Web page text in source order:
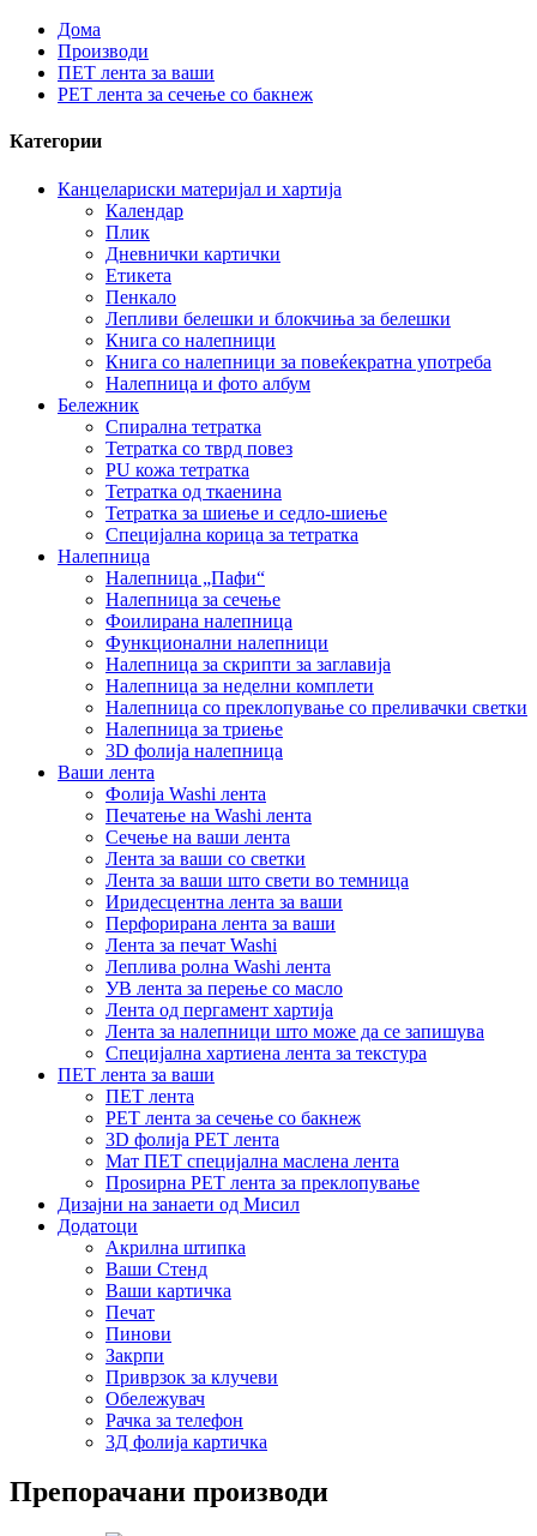
Дома
Производи
ПЕТ лента за ваши
PET лента за сечење со бакнеж
Категории
Канцелариски материјал и хартија
Календар
Плик
Дневнички картички
Етикета
Пенкало
Лепливи белешки и блокчиња за белешки
Книга со налепници
Книга со налепници за повеќекратна употреба
Налепница и фото албум
Бележник
Спирална тетратка
Тетратка со тврд повез
PU кожа тетратка
Тетратка од ткаенина
Тетратка за шиење и седло-шиење
Специјална корица за тетратка
Налепница
Налепница „Пафи“
Налепница за сечење
Фоилирана налепница
Функционални налепници
Налепница за скрипти за заглавија
Налепница за неделни комплети
Налепница со преклопување со преливачки светки
Налепница за триење
3D фолија налепница
Ваши лента
Фолија Washi лента
Печатење на Washi лента
Сечење на ваши лента
Лента за ваши со светки
Лента за ваши што свети во темница
Иридесцентна лента за ваши
Перфорирана лента за ваши
Лента за печат Washi
Леплива ролна Washi лента
УВ лента за перење со масло
Лента од пергамент хартија
Лента за налепници што може да се запишува
Специјална хартиена лента за текстура
ПЕТ лента за ваши
ПЕТ лента
PET лента за сечење со бакнеж
3D фолија PET лента
Мат ПЕТ специјална маслена лента
Проѕирна PET лента за преклопување
Дизајни на занаети од Мисил
Додатоци
Акрилна штипка
Ваши Стенд
Ваши картичка
Печат
Пинови
Закрпи
Приврзок за клучеви
Обележувач
Рачка за телефон
3Д фолија картичка
Препорачани производи